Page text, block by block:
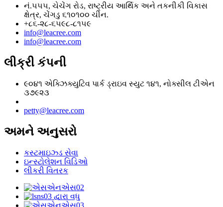
નં.૫૫૫, ચેચેંગ રોડ, રાષ્ટ્રીય આર્થિક અને તકનીકી વિકાસ
ક્ષેત્ર, ચેંગડુ ૬૧૦૧૦૦ ચીન.
+૮૬-૨૮-૬૫૯૮-૮૧૫૯
info@leacree.com
info@leacree.com
લીક્રી કંપની
૯૦૪૧ એક્ઝિક્યુટિવ પાર્ક ડ્રાઇવ સ્યુટ ૧૪૧, નોક્સીલ ટીએન
૩૭૯૨૩
petty@leacree.com
અમને અનુસરો
કસ્ટમાઇઝ્ડ સેવા
ઇન્સ્ટોલેશન વિડિઓ
લીકરી વિતરક